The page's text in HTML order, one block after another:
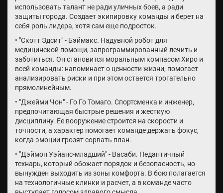
использовать талант не ради уличных боев, а ради
защиты города. Создает экипировку команды и берет на
себя роль лидера, хотя сам еще подросток.
• "Скотт Эдсит" - Бэймакс. Надувной робот для
медицинской помощи, запрограммированный лечить и
заботиться. Он становится моральным компасом Хиро и
всей команды: напоминает о ценности жизни, помогает
анализировать риски и при этом остается трогательно
прямолинейным.
• "Джейми Чон" - Го Го Томаго. Спортсменка и инженер,
предпочитающая быстрые решения и жесткую
дисциплину. Ее вооружение строится на скорости и
точности, а характер помогает команде держать фокус,
когда эмоции грозят сорвать план.
• "Дэймон Уэйанс-младший" - Васаби. Педантичный
технарь, который обожает порядок и безопасность, но
вынужден выходить из зоны комфорта. В бою полагается
на технологичные клинки и расчет, а в команде часто